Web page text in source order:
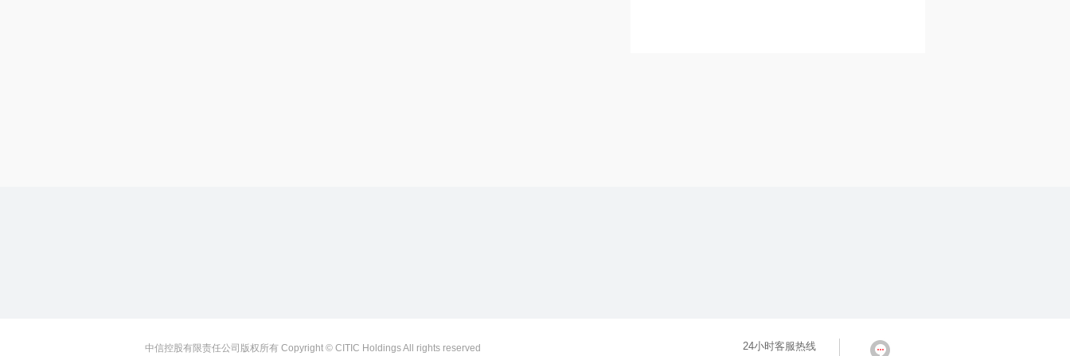
中信控股有限责任公司版权所有 Copyright © CITIC Holdings All rights reserved 24小时客服热线